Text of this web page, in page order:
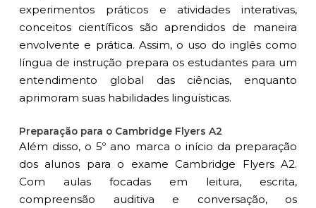
experimentos práticos e atividades interativas,
conceitos científicos são aprendidos de maneira
envolvente e prática. Assim, o uso do inglês como
língua de instrução prepara os estudantes para um
entendimento global das ciências, enquanto
aprimoram suas habilidades linguísticas.
Preparação para o Cambridge Flyers A2
Além disso, o 5º ano marca o início da preparação
dos alunos para o exame Cambridge Flyers A2.
Com aulas focadas em leitura, escrita,
compreensão auditiva e conversação, os